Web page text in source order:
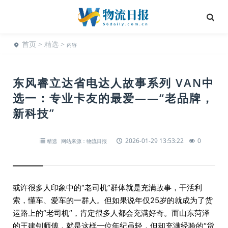
首页 > 精选 > 内容
东风睿立达省电达人故事系列 VAN中
选一：专业卡友的最爱——“老品牌，
新科技”
精选 网站来源：物流日报 2026-01-29 13:53:22 0
或许很多人印象中的“老司机”群体就是充满故事，干活利
索，懂车、爱车的一群人。但如果说年仅25岁的就成为了货
运路上的“老司机”，肯定很多人都会充满好奇。而山东菏泽
的王建钊师傅，就是这样一位年纪虽轻，但却充满经验的“货